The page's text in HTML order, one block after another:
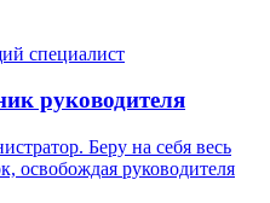
специалист
руководителя
Беру на себя весь
освобождая руководителя